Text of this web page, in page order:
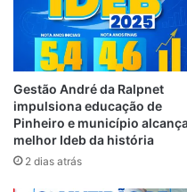
curso.
“É preciso
segurança das
os alimentos
comercializados
Carnaval.
Gestão André da Ralpnet
impulsiona educação de
Pinheiro e município
melhor Ideb da história
2 dias atrás